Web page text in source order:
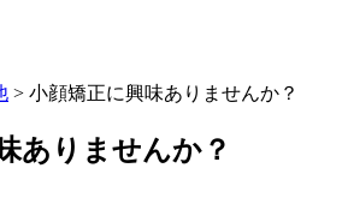
> 小顔矯正に興味ありませんか？
ありませんか？